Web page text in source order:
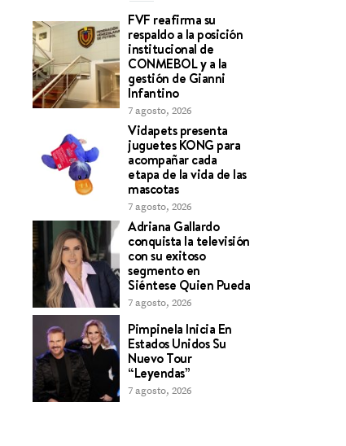
FVF reafirma su
respaldo a la posición
institucional de
CONMEBOL y a la
gestión de Gianni
Infantino
7 agosto, 2026
Vidapets presenta
juguetes KONG para
acompañar cada
etapa de la vida de las
mascotas
7 agosto, 2026
Adriana Gallardo
conquista la televisión
con su exitoso
segmento en
Siéntese Quien Pueda
7 agosto, 2026
Pimpinela Inicia En
Estados Unidos Su
Nuevo Tour
“Leyendas”
7 agosto, 2026